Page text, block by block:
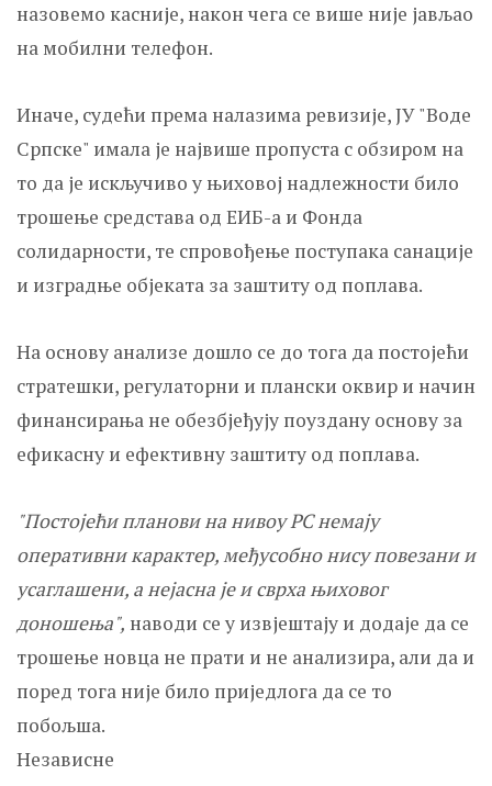
назовемо касније, након чега се више није јављао
на мобилни телефон.
Иначе, судећи према налазима ревизије, ЈУ "Воде
Српске" имала је највише пропуста с обзиром на
то да је искључиво у њиховој надлежности било
трошење средстава од ЕИБ-а и Фонда
солидарности, те спровођење поступака санације
и изградње објеката за заштиту од поплава.
На основу анализе дошло се до тога да постојећи
стратешки, регулаторни и плански оквир и начин
финансирања не обезбјеђују поуздану основу за
ефикасну и ефективну заштиту од поплава.
"Постојећи планови на нивоу РС немају
оперативни карактер, међусобно нису повезани и
усаглашени, а нејасна је и сврха њиховог
доношења", наводи се у извјештају и додаје да се
трошење новца не прати и не анализира, али да и
поред тога није било приједлога да се то
побољша.
Независне